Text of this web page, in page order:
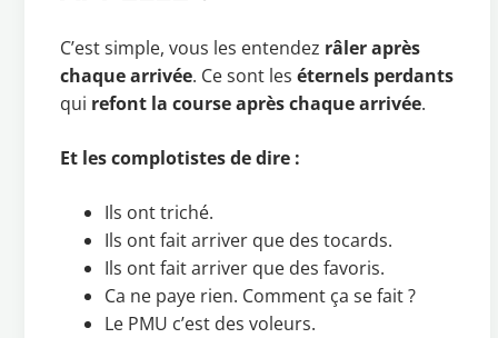
C’est simple, vous les entendez râler après
chaque arrivée. Ce sont leséternels perdants
qui refont la course après chaque arrivée.
Et les complotistes de dire :
Ils ont triché.
Ils ont fait arriver que des tocards.
Ils ont fait arriver que des favoris.
Ca ne paye rien. Comment ça se fait ?
Le PMU c’est des voleurs.